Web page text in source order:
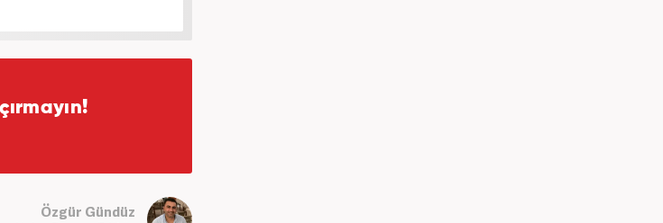
Özgür Gündüz